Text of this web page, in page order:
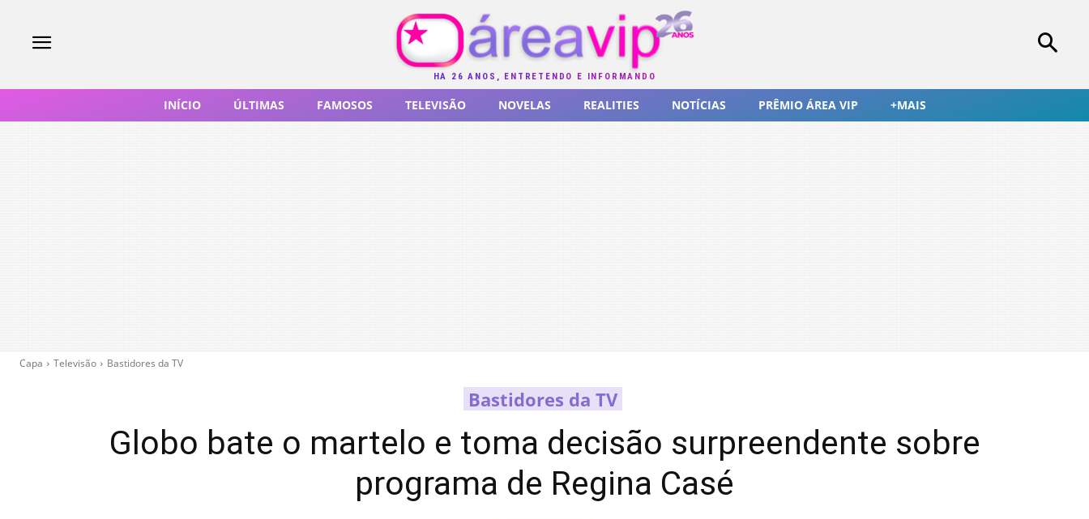
HÁ 26 ANOS, ENTRETENDO E INFORMANDO
INÍCIO ÚLTIMAS FAMOSOS TELEVISÃO NOVELAS REALITIES NOTÍCIAS PRÊMIO ÁREA VIP +MAIS
Capa Televisão Bastidores da TV
Bastidores da TV
Globo bate o martelo e toma decisão surpreendente sobre
programa de Regina Casé